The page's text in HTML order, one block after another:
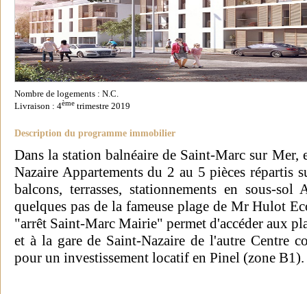
Nombre de logements : N.C.
Livraison : 4ème trimestre 2019
Description du programme immobilier
Dans la station balnéaire de Saint-Marc sur Mer,
Nazaire Appartements du 2 au 5 pièces répartis
balcons, terrasses, stationnements en sous-
quelques pas de la fameuse plage de Mr Hulot
"arrêt Saint-Marc Mairie" permet d'accéder aux
et à la gare de Saint-Nazaire de l'autre Centre
pour un investissement locatif en Pinel (zone B1).